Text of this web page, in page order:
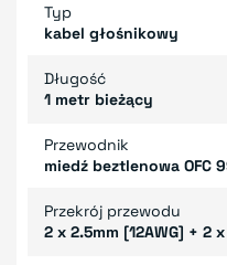
Typ
kabel głośnikowy
Długość
1 metr bieżący
Przewodnik
miedź beztlenowa OFC
Przekrój przewodu
2 x 2.5mm [12AWG] + 2